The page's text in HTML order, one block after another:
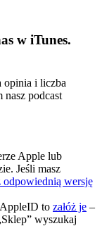
w iTunes.
opinia i liczba
nasz podcast
Apple lub
Jeśli masz
odpowiednią wersję
AppleID to załóż je –
wyszukaj